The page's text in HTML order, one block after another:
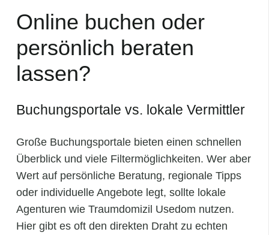
Online buchen oder
persönlich beraten
lassen?
Buchungsportale vs. lokale Vermittler
Große Buchungsportale bieten einen schnellen
Überblick und viele Filtermöglichkeiten. Wer aber
Wert auf persönliche Beratung, regionale Tipps
oder individuelle Angebote legt, sollte lokale
Agenturen wie Traumdomizil Usedom nutzen.
Hier gibt es oft den direkten Draht zu echten